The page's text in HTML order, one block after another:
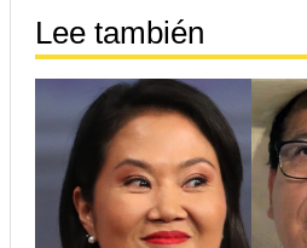
Lee también